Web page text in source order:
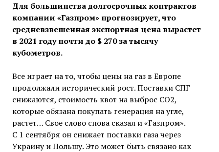
Для большинства долгосрочных контрактов
компании «Газпром» прогнозирует, что
средневзвешенная экспортная цена вырастет
в 2021 году почти до $ 270 за тысячу
кубометров.
Все играет на то, чтобы цены на газ в Европе
продолжали исторический рост. Поставки СПГ
снижаются, стоимость квот на выброс СО2,
которые обязана покупать генерация на угле,
растет… Свое слово снова сказал и «Газпром».
С 1 сентября он снижает поставки газа через
Украину и Польшу. Это может быть связано как